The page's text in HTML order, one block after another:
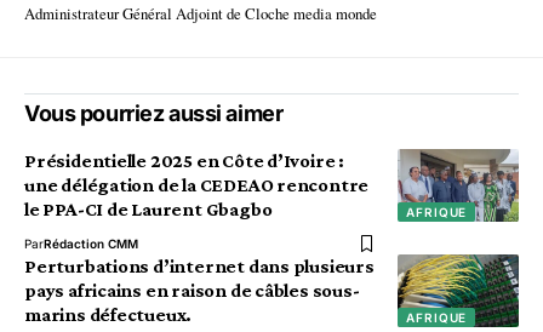
Administrateur Général Adjoint de Cloche media monde
Vous pourriez aussi aimer
AFRIQUE
Présidentielle 2025 en Côte d’Ivoire :
une délégation de la CEDEAO rencontre
le PPA-CI de Laurent Gbagbo
ParRédaction CMM
AFRIQUE
Perturbations d’internet dans plusieurs
pays africains en raison de câbles sous-
marins défectueux.